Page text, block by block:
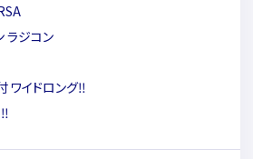
ラジコン
ワイドロング‼